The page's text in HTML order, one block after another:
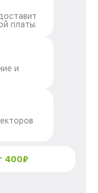
платы.
и
400₽